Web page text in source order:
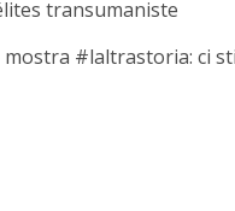
transumaniste
#laltrastoria: ci